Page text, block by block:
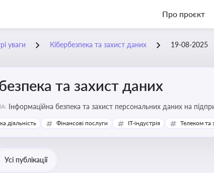
Про проєкт
уваги Кібербезпека та захист даних 19-08-2025
та захист даних
Інформаційна безпека та захист персональних даних на
діяльність Фінансові послуги IT-індустрія Телеком та
Усі публікації